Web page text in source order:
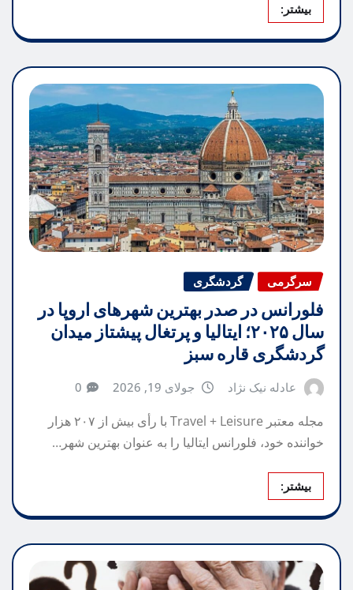
بیشتر:
سرگرمی گردشگری
فلورانس در صدر بهترین شهرهای اروپا در
سال ۲۰۲۵؛ ایتالیا و پرتغال پیشتاز میدان
گردشگری قاره سبز
عادله نیک نژاد جولای 19, 2026 0
مجله معتبر Travel + Leisure با رأی بیش از ۲۰۷ هزار
خواننده خود، فلورانس ایتالیا را به عنوان بهترین شهر…
بیشتر: